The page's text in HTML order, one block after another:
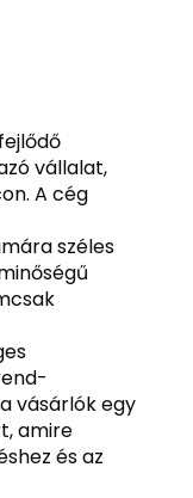
vállalat,
A cég
széles
vásárlók egy
amire
és az